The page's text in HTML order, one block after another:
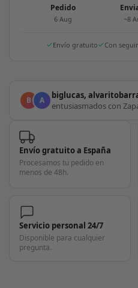
Pedido
6 Aug ~8
Envío gratuito Con
B A biglucas,
entusiasmados con
Envío gratuito a España
Procesamos tu pedido en
menos de 48h.
Servicio personal 24/7
Disponible para cualquier
pregunta.